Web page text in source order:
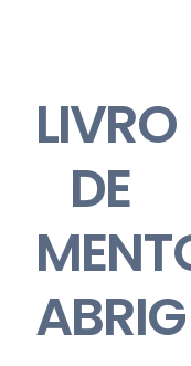
LIVRO
DE
ABRIG